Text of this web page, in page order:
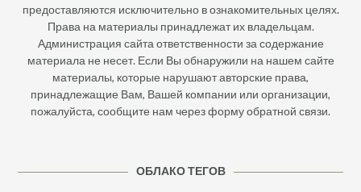
предоставляются исключительно в ознакомительных целях.
Права на материалы принадлежат их владельцам.
Администрация сайта ответственности за содержание
материала не несет. Если Вы обнаружили на нашем сайте
материалы, которые нарушают авторские права,
принадлежащие Вам, Вашей компании или организации,
пожалуйста, сообщите нам через форму обратной связи.
ОБЛАКО ТЕГОВ